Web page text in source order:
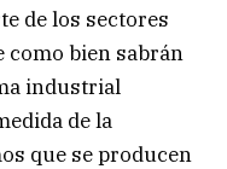
de los sectores
como bien sabrán
industrial
de la
que se producen